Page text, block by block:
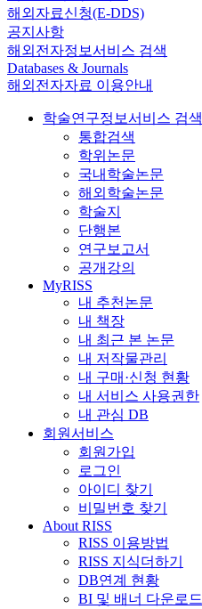
해외자료신청(E-DDS)
공지사항
해외전자정보서비스 검색
Databases & Journals
해외전자자료 이용안내
학술연구정보서비스 검색
통합검색
학위논문
국내학술논문
해외학술논문
학술지
단행본
연구보고서
공개강의
MyRISS
내 추천논문
내 책장
내 최근 본 논문
내 저작물관리
내 구매·신청 현황
내 서비스 사용권한
내 관심 DB
회원서비스
회원가입
로그인
아이디 찾기
비밀번호 찾기
About RISS
RISS 이용방법
RISS 지식더하기
DB연계 현황
BI 및 배너 다운로드